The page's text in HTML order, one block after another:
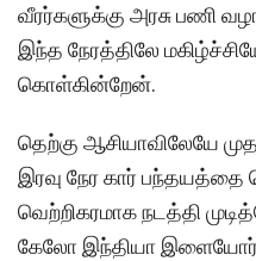
வீரர்களுக்கு அரசு பணி
இந்த நேரத்திலே
கொள்கின்றேன்.
தெற்கு ஆசியாவிலேயே
இரவு நேர கார்
வெற்றிகரமாக நடத்தி
கேலோ இந்தியா இளையோர்